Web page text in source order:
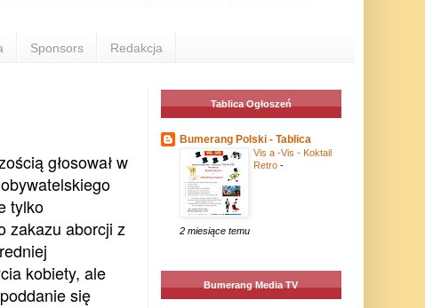
Sponsors Redakcja
głosował w
tylko
zakazu aborcji z
kobiety, ale
się
Tablica Ogłoszeń
Bumerang Polski - Tablica
Vis a -Vis - Koktail
Retro -
2 miesiące temu
Bumerang Media TV